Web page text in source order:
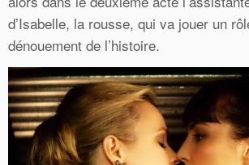
d’Isabelle, la rousse, qui va jouer un
dénouement de l’histoire.